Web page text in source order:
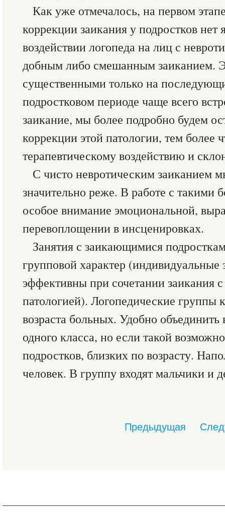
Как уже отмечалось, на первом
коррекции заикания у подростков
воздействии логопеда на лиц с
добным либо смешанным заиканием.
существенными только на
подростковом периоде чаще всего
заикание, мы более подробно будем
коррекции этой патологии, тем более
терапевтическому воздействию и
С чисто невротическим заиканием
значительно реже. В работе с такими
особое внимание эмоциональной,
перевоплощении в инсценировках.
Занятия с заикающимися
групповой характер (индивидуальные
эффективны при сочетании заикания
патологией). Логопедические группы
возраста больных. Удобно
одного класса, но если такой
подростков, близких по возрасту.
человек. В группу входят мальчики и
Предыдущая